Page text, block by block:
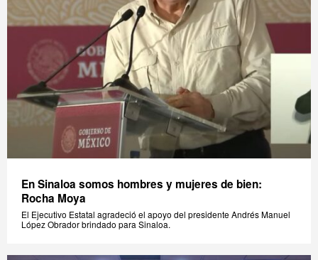
En Sinaloa somos hombres y mujeres de bien:
Rocha Moya
El Ejecutivo Estatal agradeció el apoyo del presidente Andrés Manuel
López Obrador brindado para Sinaloa.